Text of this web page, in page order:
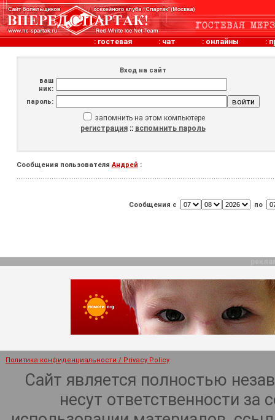
: гостевая : чат : онлайны :
Вход на сайт
ваш
ник:
пароль:
запомнить на этом компьютере
регистрация:: вспомнить пароль
Сообщения пользователя Андрей :
Сообщения с по
Политика конфиденциальности / Privacy Policy
Сайт является полностью
несут ответственности